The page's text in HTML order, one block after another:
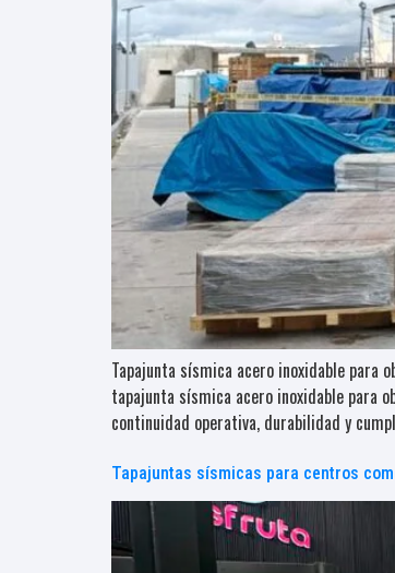
Tapajunta sísmica acero inoxidable para
tapajunta sísmica acero inoxidable para
continuidad operativa, durabilidad y
Tapajuntas sísmicas para centros